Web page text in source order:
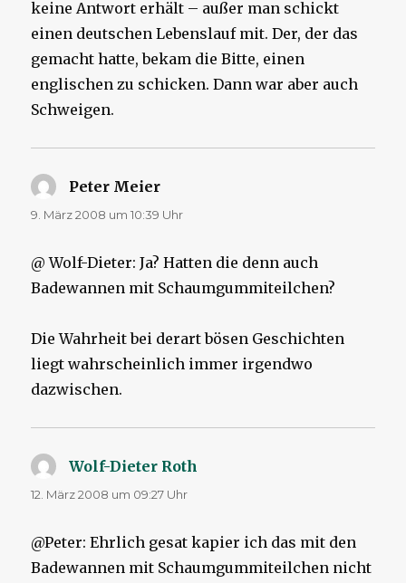
keine Antwort erhält – außer man schickt
einen deutschen Lebenslauf mit. Der, der das
gemacht hatte, bekam die Bitte, einen
englischen zu schicken. Dann war aber auch
Schweigen.
Peter Meier
9. März 2008 um 10:39 Uhr
@ Wolf-Dieter: Ja? Hatten die denn auch
Badewannen mit Schaumgummiteilchen?
Die Wahrheit bei derart bösen Geschichten
liegt wahrscheinlich immer irgendwo
dazwischen.
Wolf-Dieter Roth
12. März 2008 um 09:27 Uhr
@Peter: Ehrlich gesat kapier ich das mit den
Badewannen mit Schaumgummiteilchen nicht